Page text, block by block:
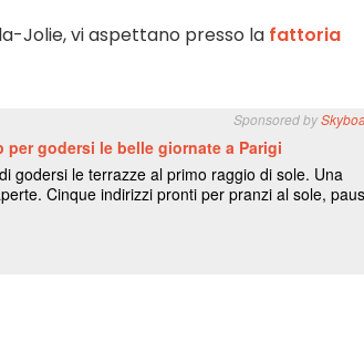
Jolie, vi aspettano presso la fattoria